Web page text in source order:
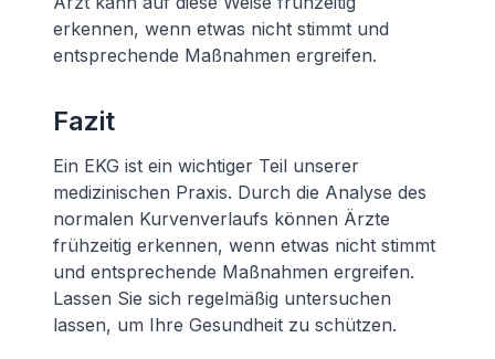
erkennen, wenn etwas nicht stimmt und
entsprechende Maßnahmen ergreifen.
Fazit
Ein EKG ist ein wichtiger Teil unserer
medizinischen Praxis. Durch die Analyse des
normalen Kurvenverlaufs können Ärzte
frühzeitig erkennen, wenn etwas nicht stimmt
und entsprechende Maßnahmen ergreifen.
Lassen Sie sich regelmäßig untersuchen
lassen, um Ihre Gesundheit zu schützen.